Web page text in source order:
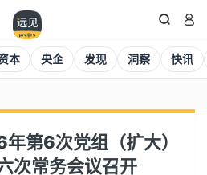
 
本 央企 发现 洞察 快讯
第6次党组（扩大）
次常务会议召开